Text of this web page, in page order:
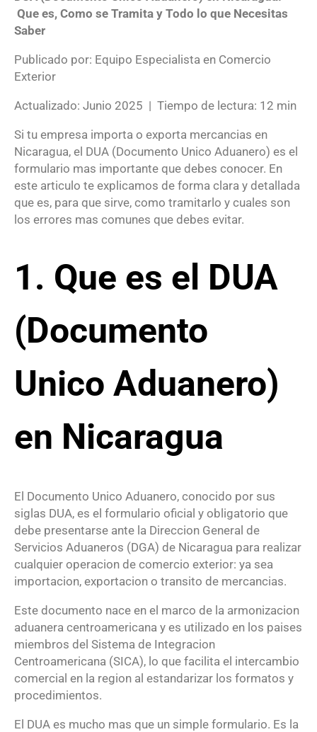
Que es, Como se Tramita y Todo lo que Necesitas
Saber
Publicado por: Equipo Especialista en Comercio
Exterior
Actualizado: Junio 2025 | Tiempo de lectura: 12 min
Si tu empresa importa o exporta mercancias en
Nicaragua, el DUA (Documento Unico Aduanero) es el
formulario mas importante que debes conocer. En
este articulo te explicamos de forma clara y detallada
que es, para que sirve, como tramitarlo y cuales son
los errores mas comunes que debes evitar.
1. Que es el DUA
(Documento
Unico Aduanero)
en Nicaragua
El Documento Unico Aduanero, conocido por sus
siglas DUA, es el formulario oficial y obligatorio que
debe presentarse ante la Direccion General de
Servicios Aduaneros (DGA) de Nicaragua para realizar
cualquier operacion de comercio exterior: ya sea
importacion, exportacion o transito de mercancias.
Este documento nace en el marco de la armonizacion
aduanera centroamericana y es utilizado en los paises
miembros del Sistema de Integracion
Centroamericana (SICA), lo que facilita el intercambio
comercial en la region al estandarizar los formatos y
procedimientos.
El DUA es mucho mas que un simple formulario. Es la